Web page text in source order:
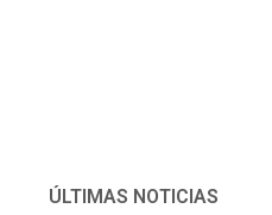
ÚLTIMAS NOTICIAS